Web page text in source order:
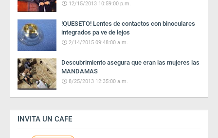
12/15/2013 10:59:00 p.m.
!QUESETO! Lentes de contactos con binoculares
integrados pa ve de lejos
2/14/2015 09:48:00 a.m.
Descubrimiento asegura que eran las mujeres las
MANDAMAS
8/25/2013 12:35:00 a.m.
INVITA UN CAFE